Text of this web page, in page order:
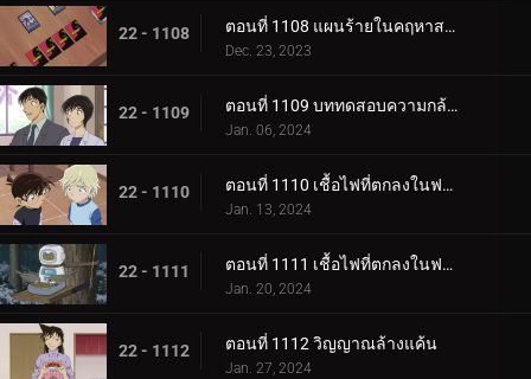
22 - 1108 ตอนที่ 1108 แผนร้ายในคฤหาสน์โมริคาวะ (ภาคจบ)
Dec. 23, 2023
22 - 1109 ตอนที่ 1109 บททดสอบความกล้าของขบวนการนักสืบเยาวชน
Jan. 06, 2024
22 - 1110 ตอนที่ 1110 เชื้อไฟที่ตกลงในฟาร์ม (ภาคแรก)
Jan. 13, 2024
22 - 1111 ตอนที่ 1111 เชื้อไฟที่ตกลงในฟาร์ม (ภาคจบ)
Jan. 20, 2024
22 - 1112 ตอนที่ 1112 วิญญาณล้างแค้น
Jan. 27, 2024